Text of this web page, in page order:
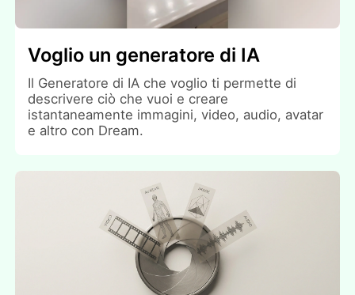
Voglio un generatore di IA
Il Generatore di IA che voglio ti permette di
descrivere ciò che vuoi e creare
istantaneamente immagini, video, audio, avatar
e altro con Dream.